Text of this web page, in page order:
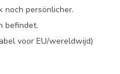
noch persönlicher.
befindet.
voor EU/wereldwijd)